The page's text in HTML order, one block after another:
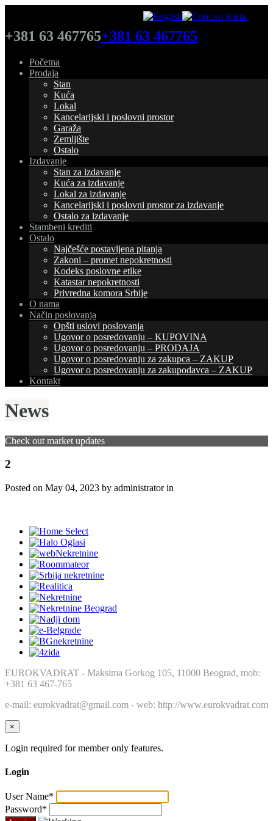
+381 63 467765+381 63 467765
Početna
Prodaja
Stan
Kuća
Lokal
Kancelarijski i poslovni prostor
Garaža
Zemljište
Ostalo
Izdavanje
Stan za izdavanje
Kuća za izdavanje
Lokal za izdavanje
Kancelarijski i poslovni prostor za izdavanje
Ostalo za izdavanje
Stambeni krediti
Ostalo
Najčešće postavljena pitanja
Zakoni – promet nepokretnosti
Kodeks poslovne etike
Katastar nepokretnosti
Privredna komora Srbije
O nama
Način poslovanja
Opšti uslovi poslovanja
Ugovor o posredovanju – KUPOVINA
Ugovor o posredovanju – PRODAJA
Ugovor o posredovanju za zakupca – ZAKUP
Ugovor o posredovanju za zakupodavca – ZAKUP
Kontakt
News
Check out market updates
2
Posted on May 04, 2023 by administrator in
EUROKVADRAT - Maksima Gorkog 105, 11000 Beograd, mob:
+381 63 467-765
e-mail: eurokvadrat@gmail.com - web: http://www.eurokvadrat.com
×
Login required for member only features.
Login
User Name*
Password*